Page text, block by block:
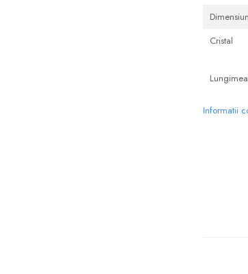
Cristal
Lungimea
Informatii